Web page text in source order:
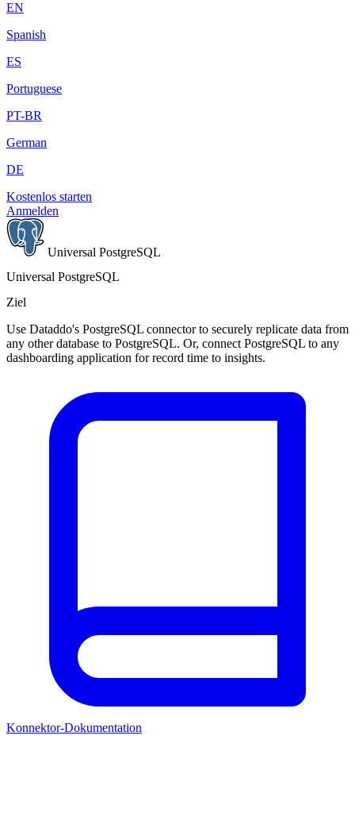
EN
Spanish
ES
Portuguese
PT-BR
German
DE
Kostenlos starten
Anmelden
Universal PostgreSQL
Universal PostgreSQL
Ziel
Use Dataddo's PostgreSQL connector to securely replicate data from
any other database to PostgreSQL. Or, connect PostgreSQL to any
dashboarding application for record time to insights.
Konnektor-Dokumentation